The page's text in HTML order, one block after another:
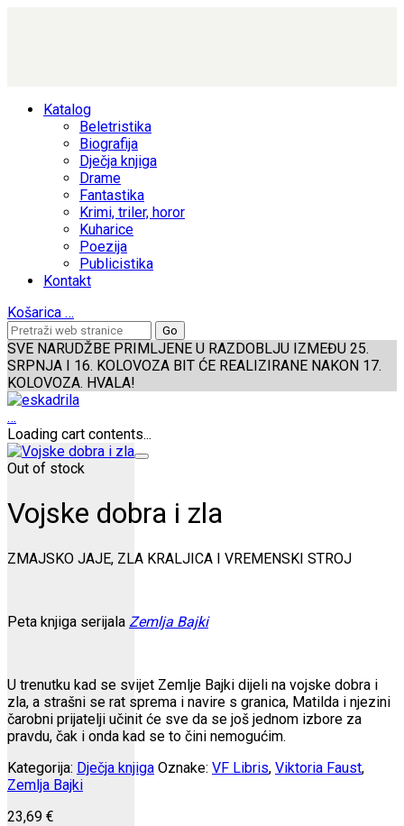
Katalog
Beletristika
Biografija
Dječja knjiga
Drame
Fantastika
Krimi, triler, horor
Kuharice
Poezija
Publicistika
Kontakt
Košarica …
SVE NARUDŽBE PRIMLJENE U RAZDOBLJU IZMEĐU 25.
SRPNJA I 16. KOLOVOZA BIT ĆE REALIZIRANE NAKON 17.
KOLOVOZA. HVALA!
…
Loading cart contents...
Out of stock
Vojske dobra i zla
ZMAJSKO JAJE, ZLA KRALJICA I VREMENSKI STROJ
Peta knjiga serijala Zemlja Bajki
U trenutku kad se svijet Zemlje Bajki dijeli na vojske dobra i
zla, a strašni se rat sprema i navire s granica, Matilda i njezini
čarobni prijatelji učinit će sve da se još jednom izbore za
pravdu, čak i onda kad se to čini nemogućim.
Kategorija: Dječja knjiga Oznake: VF Libris, Viktoria Faust,
Zemlja Bajki
23,69 €